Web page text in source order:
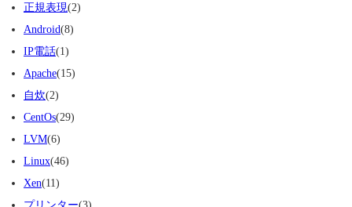
正規表現(2)
Android(8)
IP電話(1)
Apache(15)
自炊(2)
CentOs(29)
LVM(6)
Linux(46)
Xen(11)